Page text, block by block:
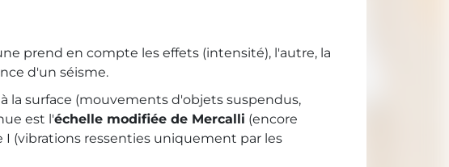
prend en compte les effets (intensité), l'autre, la
d'un séisme.
la surface (mouvements d'objets suspendus,
est l'échelle modifiée de Mercalli (encore
I (vibrations ressenties uniquement par les